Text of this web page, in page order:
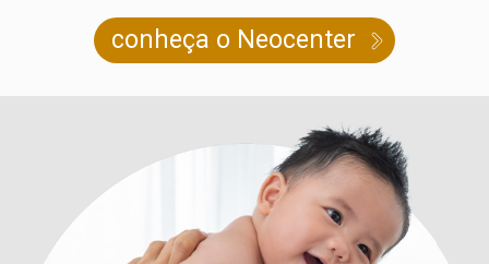
conheça o Neocenter